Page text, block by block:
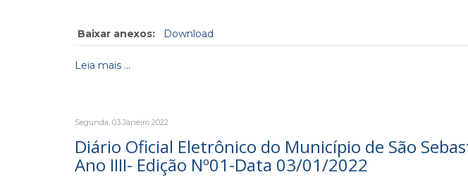
Baixar anexos: Download
Leia mais ...
Segunda, 03 Janeiro 2022
Diário Oficial Eletrônico do Município de São
Ano IIII- Edição Nº01-Data 03/01/2022